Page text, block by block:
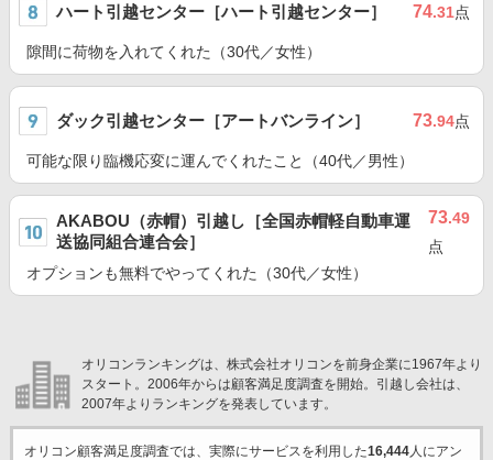
ハート引越センター［ハート引越センター］ 74.31点
隙間に荷物を入れてくれた（30代／女性）
ダック引越センター［アートバンライン］ 73.94点
可能な限り臨機応変に運んでくれたこと（40代／男性）
AKABOU（赤帽）引越し［全国赤帽軽自動車運
送協同組合連合会］
73.49
点
オプションも無料でやってくれた（30代／女性）
オリコンランキングは、株式会社オリコンを前身企業に1967年より
スタート。2006年からは顧客満足度調査を開始。引越し会社は、
2007年よりランキングを発表しています。
オリコン顧客満足度調査では、実際にサービスを利用した16,444人にアン